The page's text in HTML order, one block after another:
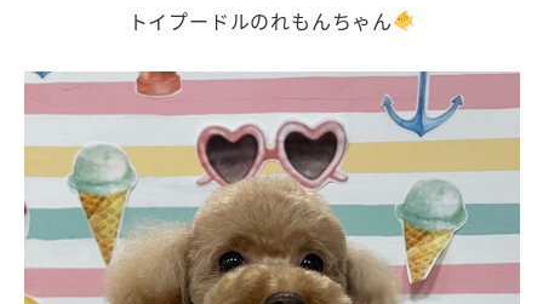
トイプードルのれもんちゃん